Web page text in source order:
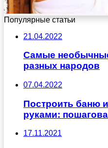
Популярные статьи
21.04.2022
Самые
разных народов
07.04.2022
Построить баню
руками:
17.11.2021